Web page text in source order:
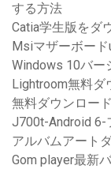
する方法
Catia学生版をダ
Msiマザーボー
Windows 10バー
Lightroom無料ダ
無料ダウンロー
J700t-Android 6-
アルバムアート
Gom player最新